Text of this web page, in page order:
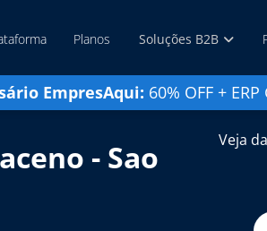
Planos Soluções B2B
EmpresAqui: 60% OFF +
- Sao
Veja